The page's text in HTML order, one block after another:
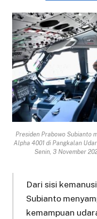
Presiden Prabowo Subianto
Alpha 4001 di Pangkalan
Senin, 3 November
Dari sisi
Subianto
kemampuan